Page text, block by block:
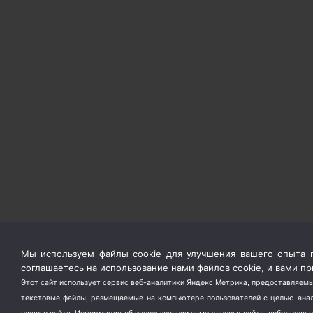
Мы используем файлы cookie для улучшения вашего опыта
соглашаетесь на использование нами файлов cookie, и вами
Этот сайт использует сервис веб-аналитики Яндекс Метрика,
текстовые файлы, размещаемые на компьютере пользователей с целью